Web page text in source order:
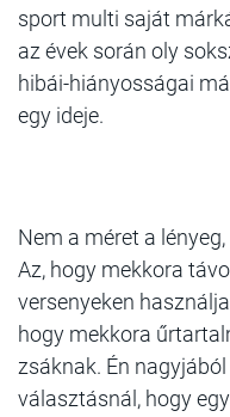
sport multi saját
az évek során oly
hibái-hiányosságai
egy ideje.
Nem a méret a
Az, hogy mekkora
versenyeken
hogy mekkora
zsáknak. Én
választásnál, hogy